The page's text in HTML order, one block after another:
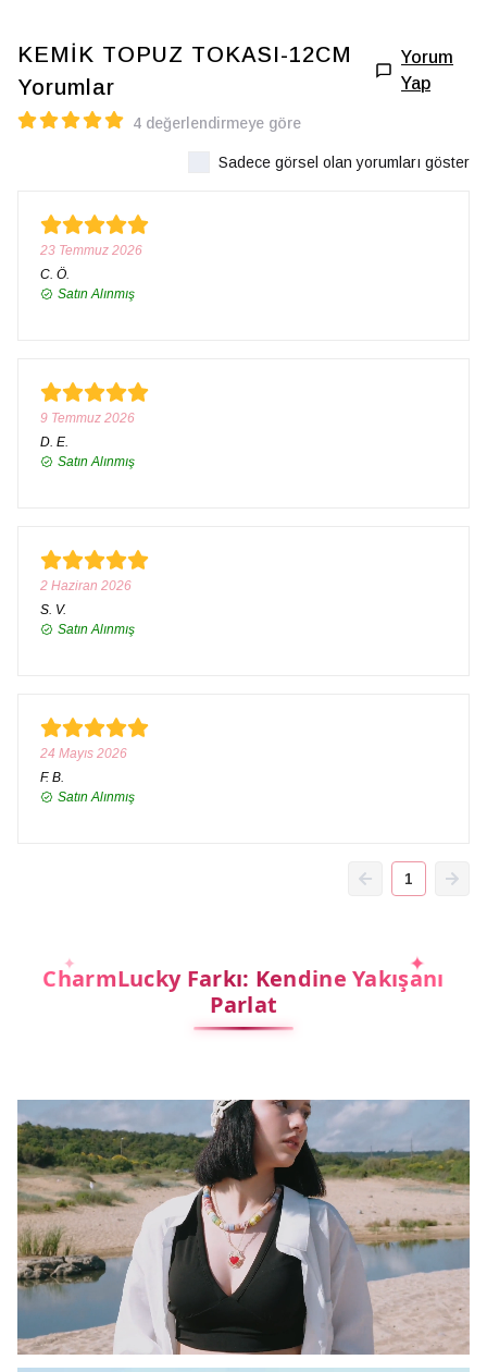
KEMİK TOPUZ TOKASI-12CM
Yorumlar
Yorum
Yap
4 değerlendirmeye göre
Sadece görsel olan yorumları göster
23 Temmuz 2026
C. Ö.
Satın Alınmış
9 Temmuz 2026
D. E.
Satın Alınmış
2 Haziran 2026
S. V.
Satın Alınmış
24 Mayıs 2026
F. B.
Satın Alınmış
1
CharmLucky Farkı: Kendine Yakışanı
Parlat